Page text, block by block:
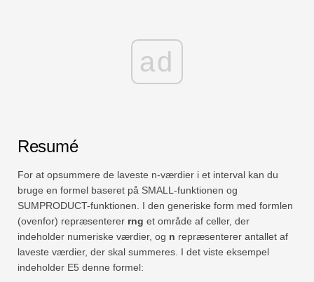
ad
Resumé
For at opsummere de laveste n-værdier i et interval kan du
bruge en formel baseret på SMALL-funktionen og
SUMPRODUCT-funktionen. I den generiske form med formlen
(ovenfor) repræsenterer rng et område af celler, der
indeholder numeriske værdier, og n repræsenterer antallet af
laveste værdier, der skal summeres. I det viste eksempel
indeholder E5 denne formel: